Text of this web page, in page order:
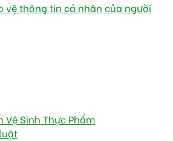
vệ thông tin cá nhân của người
Vệ Sinh Thực Phẩm